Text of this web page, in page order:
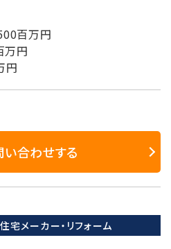
百万円
万円
円
い合わせする
宅メーカー・リフォーム